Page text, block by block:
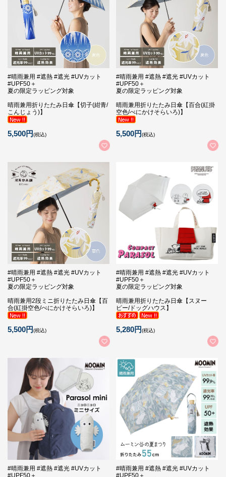
#晴雨兼用 #遮熱 #遮光 #UVカット
#UPF50＋
夏の限定ラッピング対象
晴雨兼用折りたたみ日傘【切子(紺青/
こんじょう)】
5,500円(税込)
#晴雨兼用 #遮熱 #遮光 #UVカット
#UPF50＋
夏の限定ラッピング対象
晴雨兼用折りたたみ日傘【百合(紅掛
空色/べにかけそらいろ)】
5,500円(税込)
#晴雨兼用 #遮熱 #遮光 #UVカット
#UPF50＋
夏の限定ラッピング対象
晴雨兼用2段ミニ折りたたみ日傘【百
合(紅掛空色/べにかけそらいろ)】
5,500円(税込)
#晴雨兼用 #遮熱 #遮光 #UVカット
#UPF50＋
夏の限定ラッピング対象
晴雨兼用折りたたみ日傘【スヌー
ピー/ドッグハウス】
5,280円(税込)
#晴雨兼用 #遮熱 #遮光 #UVカット
#晴雨兼用 #遮熱 #遮光 #UVカット